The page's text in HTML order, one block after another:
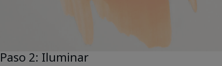
Paso 2: Iluminar